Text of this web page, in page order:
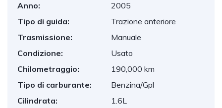
Anno:
2005
Tipo di guida:
Trazione anteriore
Trasmissione:
Manuale
Condizione:
Usato
Chilometraggio:
190,000 km
Tipo di carburante:
Benzina/Gpl
Cilindrata:
1.6L